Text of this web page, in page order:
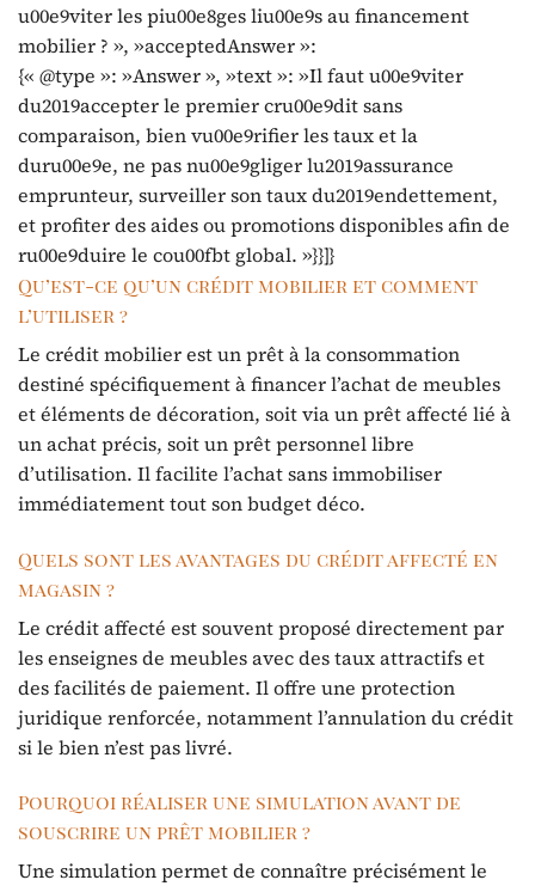
u00e9viter les piu00e8ges liu00e9s au financement
mobilier ? », »acceptedAnswer »:
{« @type »: »Answer », »text »: »Il faut u00e9viter
du2019accepter le premier cru00e9dit sans
comparaison, bien vu00e9rifier les taux et la
duru00e9e, ne pas nu00e9gliger lu2019assurance
emprunteur, surveiller son taux du2019endettement,
et profiter des aides ou promotions disponibles afin de
ru00e9duire le cou00fbt global. »}}]}
Qu’est-ce qu’un crédit mobilier et comment
l’utiliser ?
Le crédit mobilier est un prêt à la consommation
destiné spécifiquement à financer l’achat de meubles
et éléments de décoration, soit via un prêt affecté lié à
un achat précis, soit un prêt personnel libre
d’utilisation. Il facilite l’achat sans immobiliser
immédiatement tout son budget déco.
Quels sont les avantages du crédit affecté en
magasin ?
Le crédit affecté est souvent proposé directement par
les enseignes de meubles avec des taux attractifs et
des facilités de paiement. Il offre une protection
juridique renforcée, notamment l’annulation du crédit
si le bien n’est pas livré.
Pourquoi réaliser une simulation avant de
souscrire un prêt mobilier ?
Une simulation permet de connaître précisément le